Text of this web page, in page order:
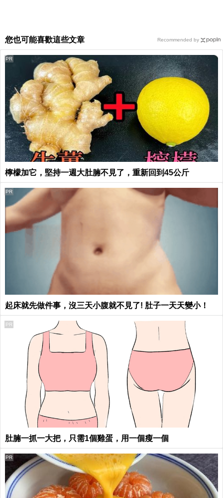
您也可能喜歡這些文章
檸檬加它，堅持一週大肚腩不見了，重新回到45公斤
PR
起床就先做件事，沒三天小腹就不見了! 肚子一天天變小！
PR
肚腩一抓一大把，只需1個雞蛋，用一個瘦一個
PR
PR
Recommended by